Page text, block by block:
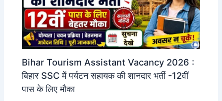
Bihar Tourism Assistant Vacancy 2026 :
बिहार SSC में पर्यटन सहायक की शानदार भर्ती -12वीं
पास के लिए मौका